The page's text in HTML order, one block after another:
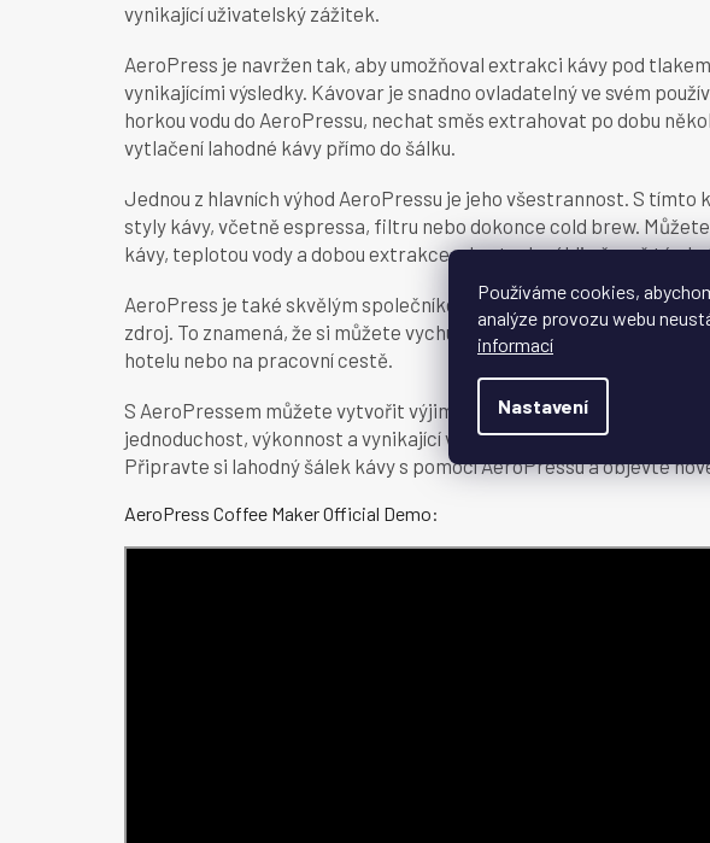
Používáme cookies,
analýze provozu webu
informací
Nastavení
vynikající uživatelský zážitek.
AeroPress je navržen tak, aby umožňoval extrakci kávy pod
vynikajícími výsledky. Kávovar je snadno ovladatelný ve svém
horkou vodu do AeroPressu, nechat směs extrahovat po dobu
vytlačení lahodné kávy přímo do šálku.
Jednou z hlavních výhod AeroPressu je jeho všestrannost. S
styly kávy, včetně espressa, filtru nebo dokonce cold brew.
kávy, teplotou vody a dobou extrakce, abyste dosáhli přesně té
AeroPress je také skvělým společníkem pro cestování. Je lehký,
zdroj. To znamená, že si můžete vychutnat výbornou kávu kdekoliv
hotelu nebo na pracovní cestě.
S AeroPressem můžete vytvořit výjimečnou kávu plnou bohatých
jednoduchost, výkonnost a vynikající výsledky ho činí oblíbeným
Připravte si lahodný šálek kávy s pomocí AeroPressu a objevte
AeroPress Coffee Maker Official Demo: